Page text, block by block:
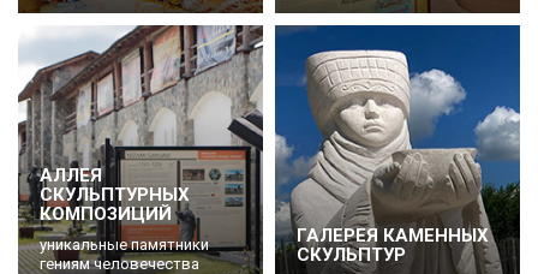
АЛЛЕЯ
СКУЛЬПТУРНЫХ
КОМПОЗИЦИЙ
уникальные памятники
гениям человечества
ГАЛЕРЕЯ КАМЕННЫХ
СКУЛЬПТУР